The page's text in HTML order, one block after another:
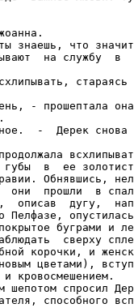
знаешь, что
на службу  в
стараясь
- прошептала
-  Дерек снова
в  ее
Обнявшись,
они  прошли  в
описав  дугу,
Пелфазе,
буграми и
сверху
корочки, и
цветами),
кровосмешением.
шепотом спросил
способного